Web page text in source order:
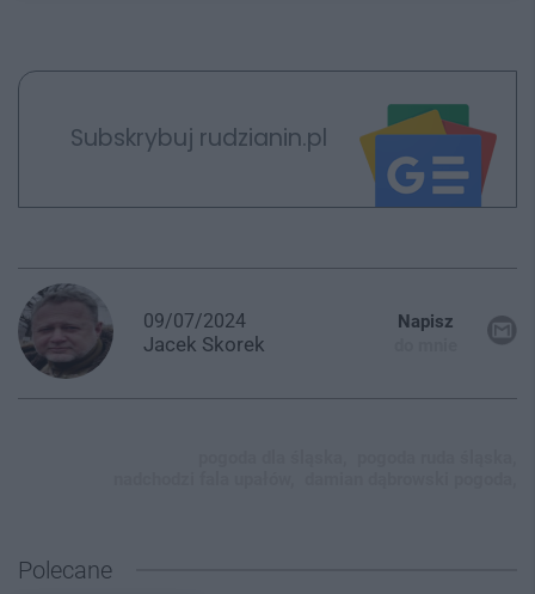
Subskrybuj rudzianin.pl
09/07/2024
Jacek Skorek
Napisz
Polecane